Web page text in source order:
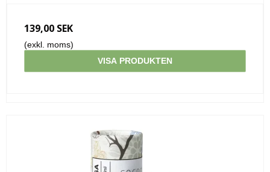
139,00 SEK
(exkl. moms)
VISA PRODUKTEN